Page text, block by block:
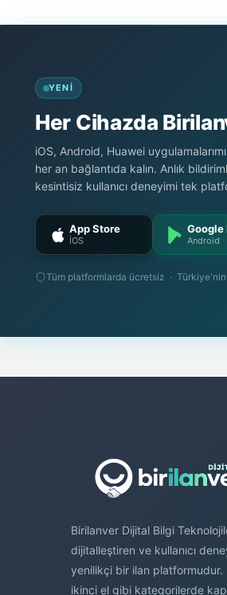
YENI
Her Cihazda
iOS, Android, Huawei
her an bağlantıda kalın. Anlık
kesintisiz kullanıcı deneyimi tek
App Store
İOS
Google
Android
Tüm platformlarda ücretsiz ·
Birilanver Dijital Bilgi
dijitalleştiren ve kullanıcı
yenilikçi bir ilan platformudur.
ikinci el gibi kategorilerde